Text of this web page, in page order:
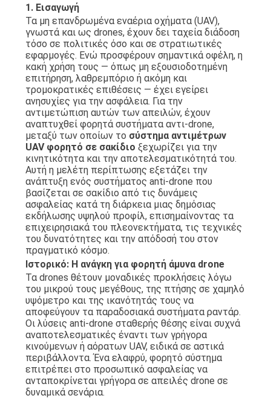
ΠΡΟΣΦΟΡΆ
SITEMAP
PRIVACY
POLICY
1. Εισαγωγή
Τα μη επανδρωμένα εναέρια οχήματα (UAV),
γνωστά και ως drones, έχουν δει ταχεία διάδοση
τόσο σε πολιτικές όσο και σε στρατιωτικές
εφαρμογές. Ενώ προσφέρουν σημαντικά οφέλη, η
κακή χρήση τους — όπως μη εξουσιοδοτημένη
επιτήρηση, λαθρεμπόριο ή ακόμη και
τρομοκρατικές επιθέσεις — έχει εγείρει
ανησυχίες για την ασφάλεια. Για την
αντιμετώπιση αυτών των απειλών, έχουν
αναπτυχθεί φορητά συστήματα αντι-drone,
μεταξύ των οποίων το σύστημα αντιμέτρων
UAV φορητό σε σακίδιο ξεχωρίζει για την
κινητικότητα και την αποτελεσματικότητά του.
Αυτή η μελέτη περίπτωσης εξετάζει την
ανάπτυξη ενός συστήματος anti-drone που
βασίζεται σε σακίδιο από τις δυνάμεις
ασφαλείας κατά τη διάρκεια μιας δημόσιας
εκδήλωσης υψηλού προφίλ, επισημαίνοντας τα
επιχειρησιακά του πλεονεκτήματα, τις τεχνικές
του δυνατότητες και την απόδοσή του στον
πραγματικό κόσμο.
Ιστορικό: Η ανάγκη για φορητή άμυνα drone
Τα drones θέτουν μοναδικές προκλήσεις λόγω
του μικρού τους μεγέθους, της πτήσης σε χαμηλό
υψόμετρο και της ικανότητάς τους να
αποφεύγουν τα παραδοσιακά συστήματα ραντάρ.
Οι λύσεις anti-drone σταθερής θέσης είναι συχνά
αναποτελεσματικές έναντι των γρήγορα
κινούμενων ή αόρατων UAV, ειδικά σε αστικά
περιβάλλοντα. Ένα ελαφρύ, φορητό σύστημα
επιτρέπει στο προσωπικό ασφαλείας να
ανταποκρίνεται γρήγορα σε απειλές drone σε
δυναμικά σενάρια.